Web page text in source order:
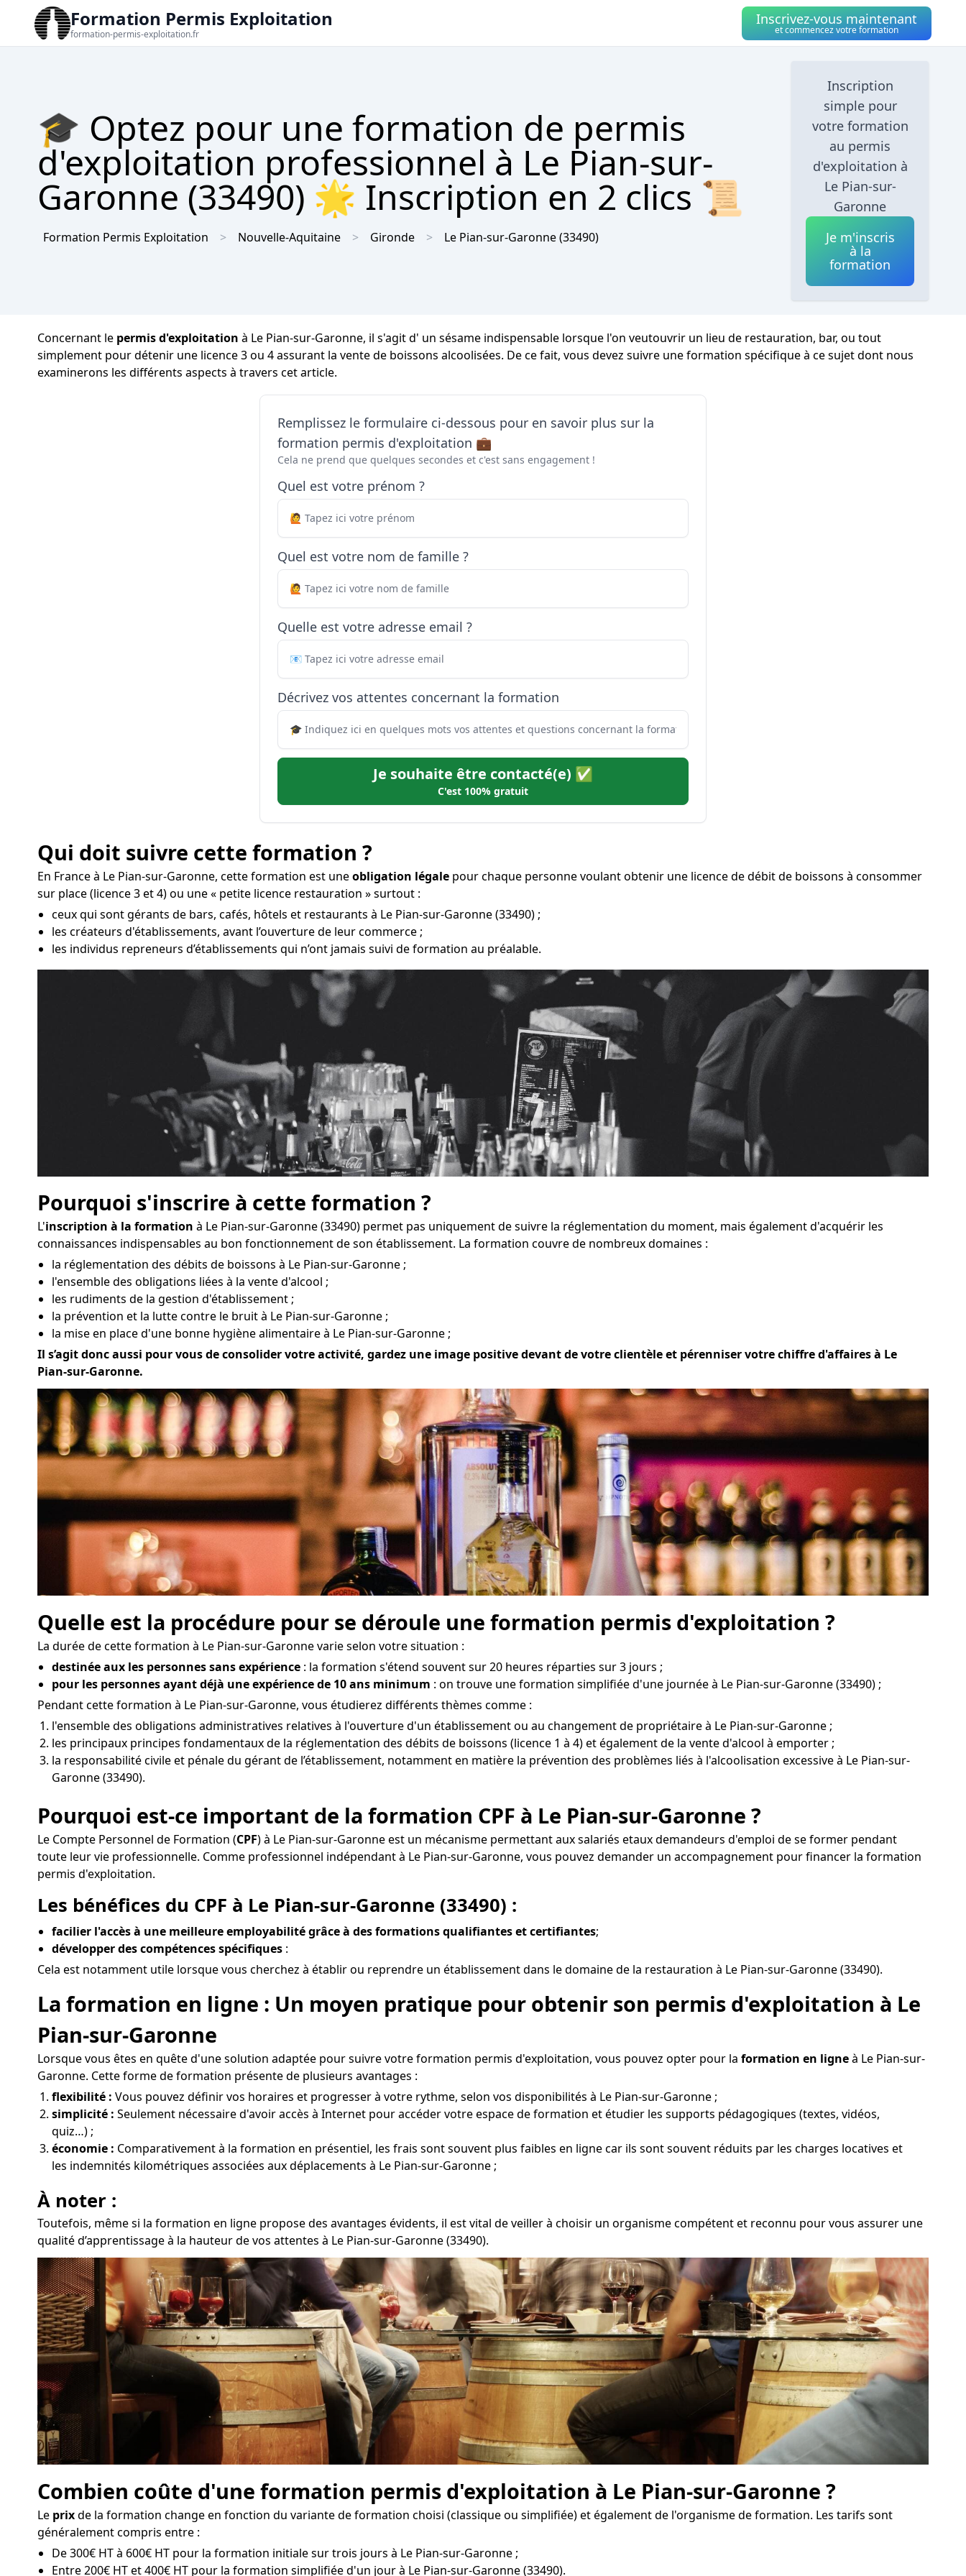
Formation Permis Exploitation
formation-permis-exploitation.fr
Inscrivez-vous maintenant
et commencez votre formation
🎓 Optez pour une formation de permis
d'exploitation professionnel à Le Pian-sur-
Garonne (33490) 🌟 Inscription en 2 clics 📜
Formation Permis Exploitation Nouvelle-Aquitaine Gironde Le Pian-sur-Garonne(33490)
Inscription
simple pour
votre formation
au permis
d'exploitation à
Le Pian-sur-
Garonne
Je m'inscris
à la
formation
Concernant le permis d'exploitation à Le Pian-sur-Garonne, il s'agit d' un sésame indispensable lorsque l'on veutouvrir un lieu de restauration, bar, ou tout
simplement pour détenir une licence 3 ou 4 assurant la vente de boissons alcoolisées. De ce fait, vous devez suivre une formation spécifique à ce sujet dont nous
examinerons les différents aspects à travers cet article.
Remplissez le formulaire ci-dessous pour en savoir plus sur la
formation permis d'exploitation 💼
Cela ne prend que quelques secondes et c'est sans engagement !
Quel est votre prénom ?
Quel est votre nom de famille ?
Quelle est votre adresse email ?
Décrivez vos attentes concernant la formation
Je souhaite être contacté(e) ✅
C'est 100% gratuit
Qui doit suivre cette formation ?
En France à Le Pian-sur-Garonne, cette formation est uneobligation légale pour chaque personne voulant obtenir une licence de débit de boissons à consommer
sur place (licence 3 et 4) ou une « petite licence restauration » surtout :
ceux qui sont gérants de bars, cafés, hôtels et restaurants à Le Pian-sur-Garonne (33490) ;
les créateurs d'établissements, avant l’ouverture de leur commerce ;
les individus repreneurs d’établissements qui n’ont jamais suivi de formation au préalable.
Pourquoi s'inscrire à cette formation ?
L'inscription à la formation à Le Pian-sur-Garonne (33490) permet pas uniquement de suivre la réglementation du moment, mais également d'acquérir les
connaissances indispensables au bon fonctionnement de son établissement. La formation couvre de nombreux domaines :
la réglementation des débits de boissons à Le Pian-sur-Garonne ;
l'ensemble des obligations liées à la vente d'alcool ;
les rudiments de la gestion d'établissement ;
la prévention et la lutte contre le bruit à Le Pian-sur-Garonne ;
la mise en place d'une bonne hygiène alimentaire à Le Pian-sur-Garonne ;
Il s’agit donc aussi pour vous de consolider votre activité, gardez une image positive devant de votre clientèle et pérenniser votre chiffre d'affaires à Le
Pian-sur-Garonne.
Quelle est la procédure pour se déroule une formation permis d'exploitation ?
La durée de cette formation à Le Pian-sur-Garonne varie selon votre situation :
destinée aux les personnes sans expérience : la formation s'étend souvent sur 20 heures réparties sur 3 jours ;
pour les personnes ayant déjà une expérience de 10 ans minimum : on trouve une formation simplifiée d'une journée à Le Pian-sur-Garonne (33490) ;
Pendant cette formation à Le Pian-sur-Garonne, vous étudierez différents thèmes comme :
l'ensemble des obligations administratives relatives à l'ouverture d'un établissement ou au changement de propriétaire à Le Pian-sur-Garonne ;
les principaux principes fondamentaux de la réglementation des débits de boissons (licence 1 à 4) et également de la vente d'alcool à emporter ;
la responsabilité civile et pénale du gérant de l’établissement, notamment en matière la prévention des problèmes liés à l'alcoolisation excessive à Le Pian-sur-
Garonne (33490).
Pourquoi est-ce important de la formation CPF à Le Pian-sur-Garonne ?
Le Compte Personnel de Formation (CPF) à Le Pian-sur-Garonne est un mécanisme permettant aux salariés etaux demandeurs d'emploi de se former pendant
toute leur vie professionnelle. Comme professionnel indépendant à Le Pian-sur-Garonne, vous pouvez demander un accompagnement pour financer la formation
permis d'exploitation.
Les bénéfices du CPF à Le Pian-sur-Garonne (33490) :
facilier l'accès à une meilleure employabilité grâce à des formations qualifiantes et certifiantes;
développer des compétences spécifiques :
Cela est notamment utile lorsque vous cherchez à établir ou reprendre un établissement dans le domaine de la restauration à Le Pian-sur-Garonne (33490).
La formation en ligne : Un moyen pratique pour obtenir son permis d'exploitation à Le
Pian-sur-Garonne
Lorsque vous êtes en quête d'une solution adaptée pour suivre votre formation permis d'exploitation, vous pouvez opter pour la formation en ligneà Le Pian-sur-
Garonne. Cette forme de formation présente de plusieurs avantages :
flexibilité : Vous pouvez définir vos horaires et progresser à votre rythme, selon vos disponibilités à Le Pian-sur-Garonne ;
simplicité : Seulement nécessaire d'avoir accès à Internet pour accéder votre espace de formation et étudier les supports pédagogiques (textes, vidéos,
quiz…) ;
économie : Comparativement à la formation en présentiel, les frais sont souvent plus faibles en ligne car ils sont souvent réduits par les charges locatives et
les indemnités kilométriques associées aux déplacements à Le Pian-sur-Garonne ;
À noter :
Toutefois, même si la formation en ligne propose des avantages évidents, il est vital de veiller à choisir un organisme compétent et reconnu pour vous assurer une
qualité d’apprentissage à la hauteur de vos attentes à Le Pian-sur-Garonne (33490).
Combien coûte d'une formation permis d'exploitation à Le Pian-sur-Garonne ?
Le prixde la formation change en fonction du variante de formation choisi (classique ou simplifiée) et également de l'organisme de formation. Les tarifs sont
généralement compris entre :
De 300€ HT à 600€ HT pour la formation initiale sur trois jours à Le Pian-sur-Garonne ;
Entre 200€ HT et 400€ HT pour la formation simplifiée d'un jour à Le Pian-sur-Garonne (33490).